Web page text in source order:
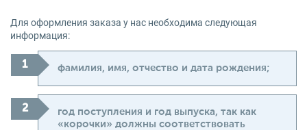
Для оформления заказа у нас необходима следующая
информация:
фамилия, имя, отчество и дата рождения;
год поступления и год выпуска, так как
«корочки» должны соответствовать